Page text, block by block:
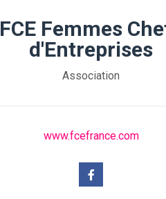
FCE Femmes
d'Entreprises
Association
www.fcefrance.com